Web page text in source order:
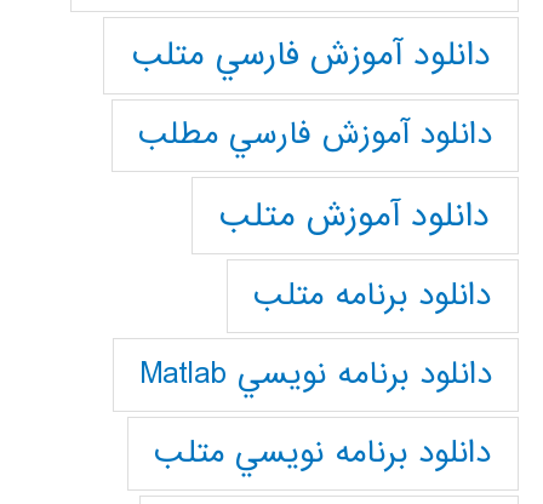
دانلود آموزش فارسي متلب
دانلود آموزش فارسي مطلب
دانلود آموزش متلب
دانلود برنامه متلب
دانلود برنامه نويسي Matlab
دانلود برنامه نويسي متلب